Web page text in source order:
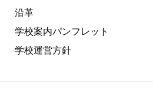
沿革
学校案内パンフレット
学校運営方針